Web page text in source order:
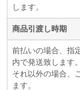
します。
商品引渡し時期
前払いの場合、指
内で発送致します。
それ以外の場合、
ます。